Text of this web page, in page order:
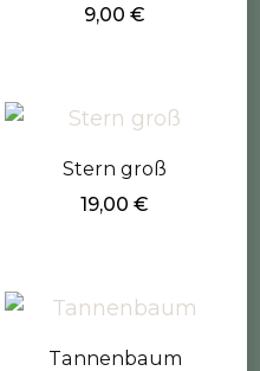
9,00€
Stern groß
19,00€
Tannenbaum